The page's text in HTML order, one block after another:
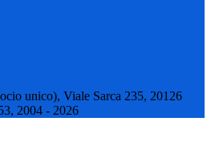
unico), Viale Sarca 235, 20126
2004 - 2026